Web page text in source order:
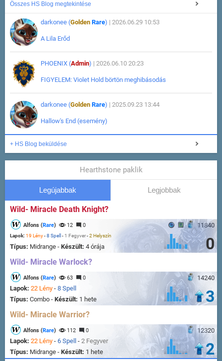
Összes HS Blog megtekintése
darkonee (Golden Rare) | 2026.06.29 10:53
A Lila Erőd
PHOENIX (Admin) | 2026.06.10 20:23
FIGYELEM: Violet Hold börtön meghibásodás
darkonee (Golden Rare) | 2025.09.23 13:44
Hallow's End (esemény)
+ HS Blog beküldése
Hearthstone paklik
Legújabbak Legjobbak
Wild- Miracle Death Knight?
11840
Alfons (Rare) 12 0
Lapok: 19 Lény-8 Spell - 1 Fegyver-2 Helyszín
Típus: Midrange - Készült: 4 órája 0
Wild- Miracle Warlock?
14240
Alfons (Rare) 63 0
Lapok: 22 Lény - 8 Spell
Típus: Combo - Készült: 1 hete 3
Wild- Miracle Warrior?
12320
Alfons (Rare) 112 0
Lapok: 22 Lény - 6 Spell - 2 Fegyver
Típus: Midrange - Készült: 1 hete 2